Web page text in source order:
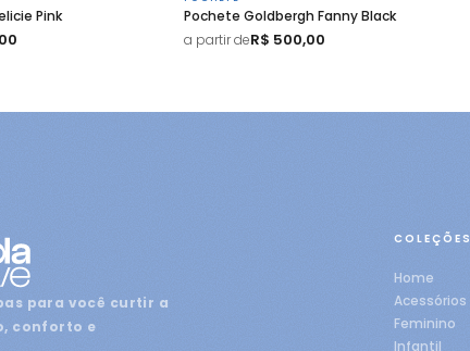
Pink
Pochete Goldbergh Fanny Black
a partir deR$ 500,00
para você curtir a
conforto e
COLEÇÕES
Home
Acessórios
Feminino
Infantil